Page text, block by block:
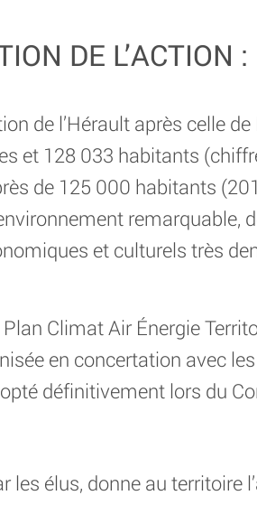
DE L’ACTION :
de l’Hérault après celle
et 128 033 habitants
de 125 000 habitants
remarquable,
et culturels très
Climat Air Énergie
en concertation avec
définitivement lors du
les élus, donne au territoire